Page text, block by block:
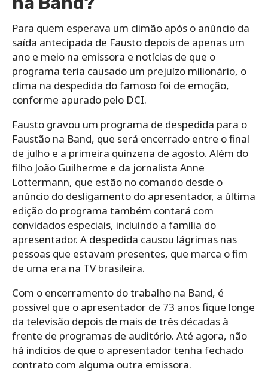
Para quem esperava um climão após o anúncio da
saída antecipada de Fausto depois de apenas um
ano e meio na emissora e notícias de que o
programa teria causado um prejuízo milionário, o
clima na despedida do famoso foi de emoção,
conforme apurado pelo DCI.
Fausto gravou um programa de despedida para o
Faustão na Band, que será encerrado entre o final
de julho e a primeira quinzena de agosto. Além do
filho João Guilherme e da jornalista Anne
Lottermann, que estão no comando desde o
anúncio do desligamento do apresentador, a última
edição do programa também contará com
convidados especiais, incluindo a família do
apresentador. A despedida causou lágrimas nas
pessoas que estavam presentes, que marca o fim
de uma era na TV brasileira.
Com o encerramento do trabalho na Band, é
possível que o apresentador de 73 anos fique longe
da televisão depois de mais de três décadas à
frente de programas de auditório. Até agora, não
há indícios de que o apresentador tenha fechado
contrato com alguma outra emissora.